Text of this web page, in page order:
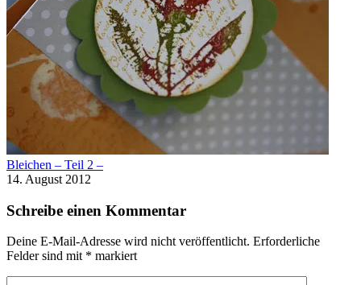
Bleichen – Teil 2 –
14. August 2012
Schreibe einen Kommentar
Deine E-Mail-Adresse wird nicht veröffentlicht. Erforderliche
Felder sind mit * markiert